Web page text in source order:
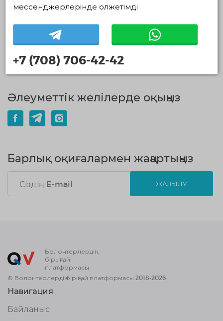
15.07.2026
СҚО-да 10 мыңнан астам волонтер бар
ТОЛЫҒЫРАҚ
Әлеуметтік желілерде оқыңыз
Барлық оқиғалармен жаңартыңыз
ЖАЗЫЛУ
Волонтерлердің
бірыңғай
платформасы
© Волонтерлердің біріңғай платформасы 2018-2026
Навигация
Байланыс
мессенджерлерінде қолжетімді
+7 (708) 706-42-42